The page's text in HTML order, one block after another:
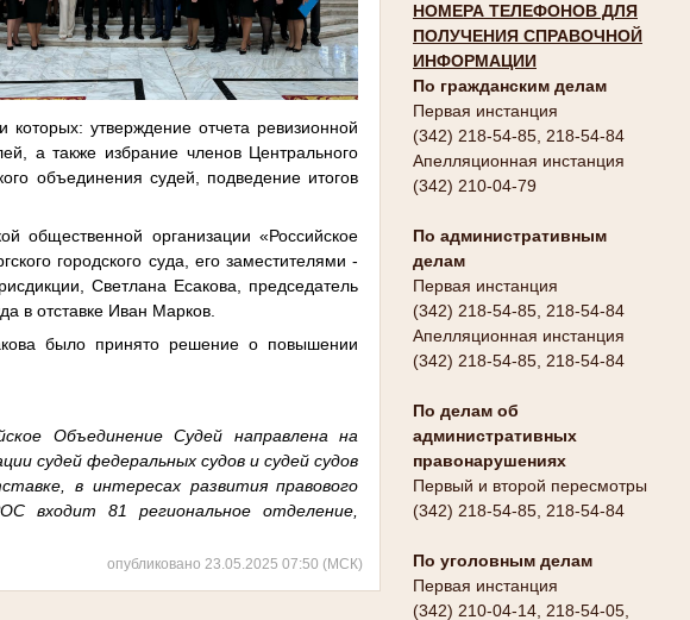
НОМЕРА ТЕЛЕФОНОВ ДЛЯ
ПОЛУЧЕНИЯ СПРАВОЧНОЙ
ИНФОРМАЦИИ
По гражданским делам
Первая инстанция
(342) 218-54-85, 218-54-84
Апелляционная инстанция
(342) 210-04-79
По административным
делам
Первая инстанция
(342) 218-54-85, 218-54-84
Апелляционная инстанция
(342) 218-54-85, 218-54-84
По делам об
административных
правонарушениях
Первый и второй пересмотры
(342) 218-54-85, 218-54-84
По уголовным делам
Первая инстанция
(342) 210-04-14, 218-54-05,
утверждение отчета ревизионной
а также избрание членов Центрального
объединения судей, подведение итогов
общественной организации «Российское
городского суда, его заместителями -
Светлана Есакова, председатель
в отставке Иван Марков.
было принято решение о повышении
Объединение Судей направлена на
судей федеральных судов и судей судов
в интересах развития правового
входит 81 региональное отделение,
опубликовано 23.05.2025 07:50 (МСК)